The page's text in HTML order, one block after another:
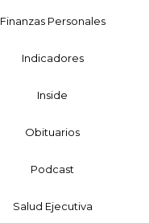
Finanzas Personales
Indicadores
Inside
Obituarios
Podcast
Salud Ejecutiva